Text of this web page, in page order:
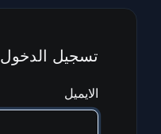
تسجيل الدخول
الايميل